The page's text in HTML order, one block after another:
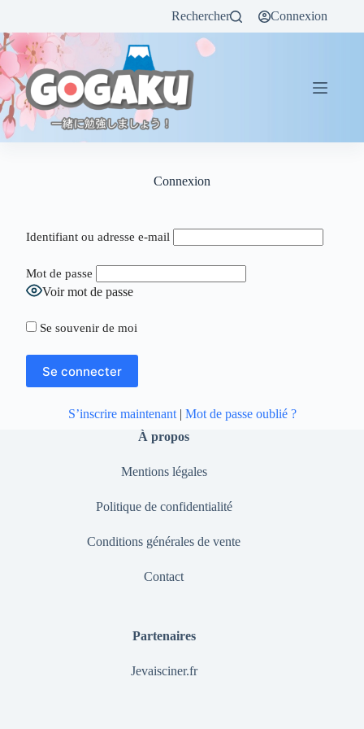
Rechercher Connexion
Connexion
Identifiant ou adresse e-mail
Mot de passe
Voir mot de passe
Se souvenir de moi
S’inscrire maintenant| Mot de passe oublié ?
À propos
Mentions légales
Politique de confidentialité
Conditions générales de vente
Contact
Partenaires
Jevaisciner.fr